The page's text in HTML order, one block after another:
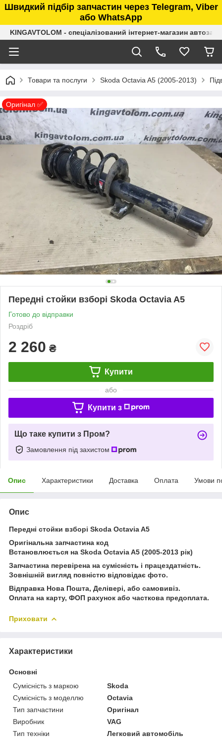
Швидкий підбір запчастин через Telegram, Viber
або WhatsApp
KINGAVTOLOM - спеціалізований інтернет-магазин
Товари та послуги Skoda Octavia A5 (2005-2013)
Оригінал ✅
Передні стойки взборі Skoda Octavia A5
Готово до відправки
Роздріб
2 260 ₴
Купити
або
Купити з
Що таке купити з Пром?
Замовлення під захистом
Опис Характеристики Доставка Оплата Умови
Опис
Передні стойки взборі Skoda Octavia A5
Оригінальна запчастина код
Встановлюється на Skoda Octavia A5 (2005-2013 рік)
Запчастина перевірена на сумісність і працездатність.
Зовнішній вигляд повністю відповідає фото.
Відправка Нова Пошта, Делівері, або самовивіз.
Оплата на карту, ФОП рахунок або часткова предоплата.
Приховати
Характеристики
Основні
Сумісність з маркою
Skoda
Сумісність з моделлю
Octavia
Тип запчастини
Оригінал
Виробник
VAG
Тип техніки
Легковий автомобіль